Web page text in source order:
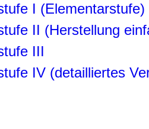
I (Elementarstufe)
II (Herstellung
III
IV (detailliertes